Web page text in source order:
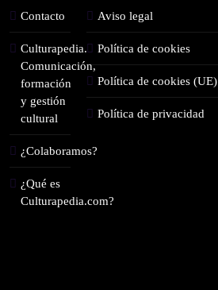
Contacto
Culturapedia.
Comunicación,
formación
y gestión
cultural
¿Colaboramos?
¿Qué es
Culturapedia.com?
Aviso legal
Política de cookies
Política de cookies (UE)
Política de privacidad